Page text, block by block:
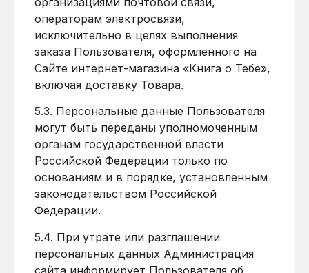
операторам электросвязи,
исключительно в целях выполнения
заказа Пользователя, оформленного на
Сайте интернет-магазина «Книга о Тебе»,
включая доставку Товара.
5.3. Персональные данные Пользователя
могут быть переданы уполномоченным
органам государственной власти
Российской Федерации только по
основаниям и в порядке, установленным
законодательством Российской
Федерации.
5.4. При утрате или разглашении
персональных данных Администрация
сайта информирует Пользователя об